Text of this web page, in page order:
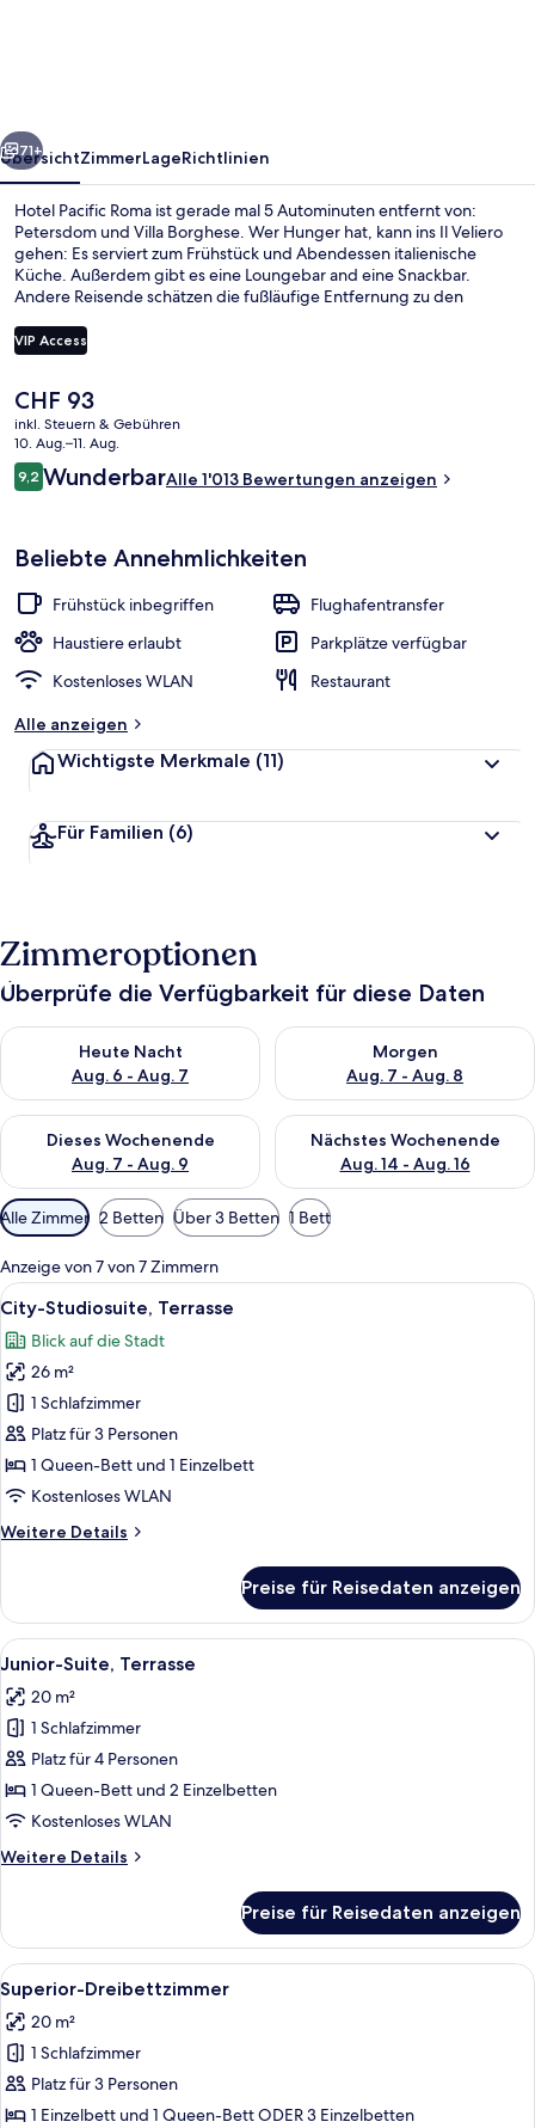
Weiter
71+
ÜbersichtZimmerLageRichtlinien
Hotel Pacific Roma ist gerade mal 5 Autominuten entfernt von:
Petersdom und Villa Borghese. Wer Hunger hat, kann ins Il Veliero
gehen: Es serviert zum Frühstück und Abendessen italienische
Küche. Außerdem gibt es eine Loungebar and eine Snackbar.
Andere Reisende schätzen die fußläufige Entfernung zu den
und zur Straßenbahnhaltestelle Milizie-Angelico sind es 14
Gehminuten.
VIP Access
Der
aktuelle
Preis
beträgt
CHF 93.
CHF 93
inkl. Steuern & Gebühren
10. Aug.–11. Aug.
Bewertungen
9,29,2 von 10.
WunderbarAlle 1'013 Bewertungen anzeigen
Beliebte Annehmlichkeiten
Frühstück inbegriffen
Flughafentransfer
Haustiere erlaubt
Parkplätze verfügbar
Kostenloses WLAN
Restaurant
Alle anzeigen
Wichtigste Merkmale (11)
Für Familien (6)
Zimmeroptionen
Überprüfe die Verfügbarkeit für diese Daten
Heute Nacht
Aug. 6 - Aug. 7
Überprüfe die Verfügbarkeit für heute Nacht, Aug. 6 - Aug. 7.
Morgen
Aug. 7 - Aug. 8
Überprüfe die Verfügbarkeit
Dieses Wochenende
Aug. 7 - Aug. 9
Überprüfe die Verfügbarkeit für dieses Wochenende, Aug. 7
Nächstes Wochenende
Aug. 14 - Aug. 16
Überprüfe die Verfügbarkeit
Verfügbare
Filter
für
Zimmer
Alle Zimmer 2 Betten Über 3 Betten 1 Bett
Anzeige von 7 von 7 Zimmern
Alle
Fotos
für
City-
Studiosuite,
Terrasse
anzeigen
Ein Bett mit grün gemusterten
20
City-Studiosuite, Terrasse
Blick auf die Stadt
26 m²
1 Schlafzimmer
Platz für 3 Personen
1 Queen-Bett und 1 Einzelbett
Kostenloses WLAN
Weitere Details
Weitere
Studiosuite,
Terrasse
Preise für Reisedaten anzeigen
Alle
Fotos
für
Junior-
Suite,
Terrasse
anzeigen
Ein Hotelzimmer mit einem Bett,
10
Junior-Suite, Terrasse
20 m²
1 Schlafzimmer
Platz für 4 Personen
1 Queen-Bett und 2 Einzelbetten
Kostenloses WLAN
Weitere Details
Weitere
Suite,
Terrasse
Preise für Reisedaten anzeigen
Alle
Fotos
für
Superior-
Dreibettzimmer
anzeigen
Ein Hotelzimmer mit zwei Betten,
10
Superior-Dreibettzimmer
20 m²
1 Schlafzimmer
Platz für 3 Personen
1 Einzelbett und 1 Queen-Bett ODER 3 Einzelbetten